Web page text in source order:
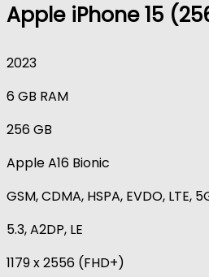
Apple iPhone 15
2023
6 GB RAM
256 GB
Apple A16 Bionic
GSM, CDMA, HSPA, EVDO, LTE,
5.3, A2DP, LE
1179 x 2556 (FHD+)